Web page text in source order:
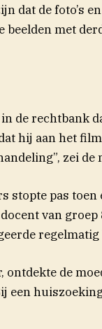
dat de foto’s
met
de rechtbank
hij aan het
zei de
stopte pas
van
de
een